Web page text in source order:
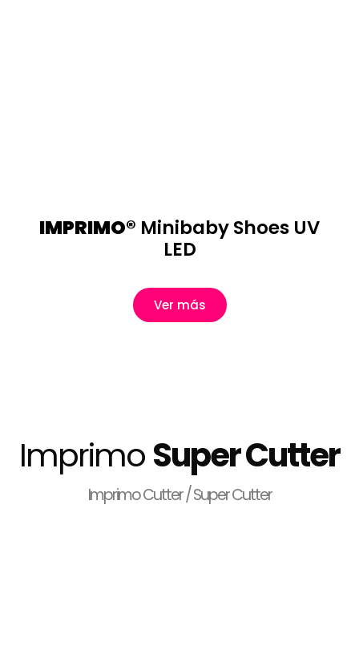
IMPRIMO® Minibaby Shoes UV
LED
Ver más
ImprimoSuper Cutter
Imprimo Cutter / Super Cutter